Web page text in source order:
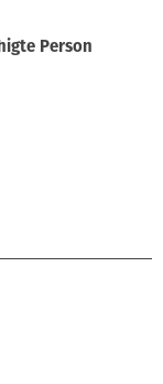
Person